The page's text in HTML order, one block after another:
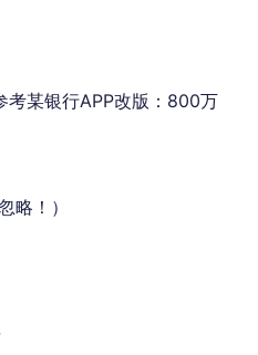
考某银行APP改版：800万
略！）